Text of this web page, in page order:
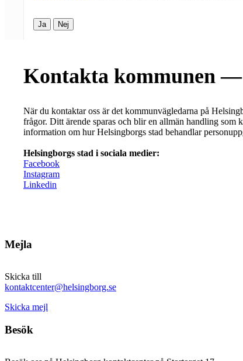
Ja Nej
Kontakta kommunen —
När du kontaktar oss är det kommunvägledarna på
frågor. Ditt ärende sparas och blir en allmän handling som
information om hur Helsingborgs stad behandlar
Helsingborgs stad i sociala medier:
Facebook
Instagram
Linkedin
Mejla
Skicka till
kontaktcenter@helsingborg.se
Skicka mejl
Besök